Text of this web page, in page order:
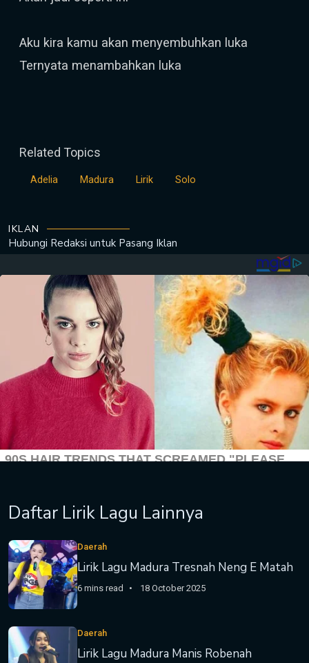
Aku kira kamu akan menyembuhkan luka
Ternyata menambahkan luka
Related Topics
Adelia Madura Lirik Solo
IKLAN
Hubungi Redaksi untuk Pasang Iklan
Daftar Lirik Lagu Lainnya
Daerah
Lirik Lagu Madura Tresnah Neng E Matah
6 mins read 18 October 2025
Daerah
Lirik Lagu Madura Manis Robenah